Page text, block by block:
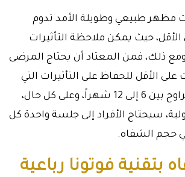
مظهر طبيعي وطويلة الأمد تدوم
على الأقل، حيث يمكن ملاحظة التأثيرات
ومع ذلك، فمن المعتاد أن يحتاج المرضى
5 جلسات على الأقل للحفاظ على التأثيرات التي
ستستمر لمدة تتراوح بين 6 إلى 12 شهراً، وعلى كل حال،
سيحتاج الأفراد إلى جلسة واحدة كل
بتقنية فوتونا رباعية